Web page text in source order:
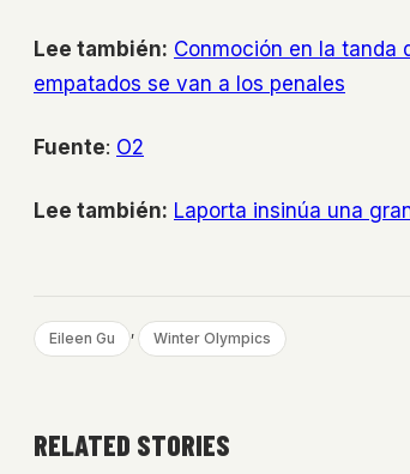
Lee también: Conmoción en la tanda
empatados se van a los penales
Fuente: O2
Lee también: Laporta insinúa una
Eileen Gu , Winter Olympics
RELATED STORIES